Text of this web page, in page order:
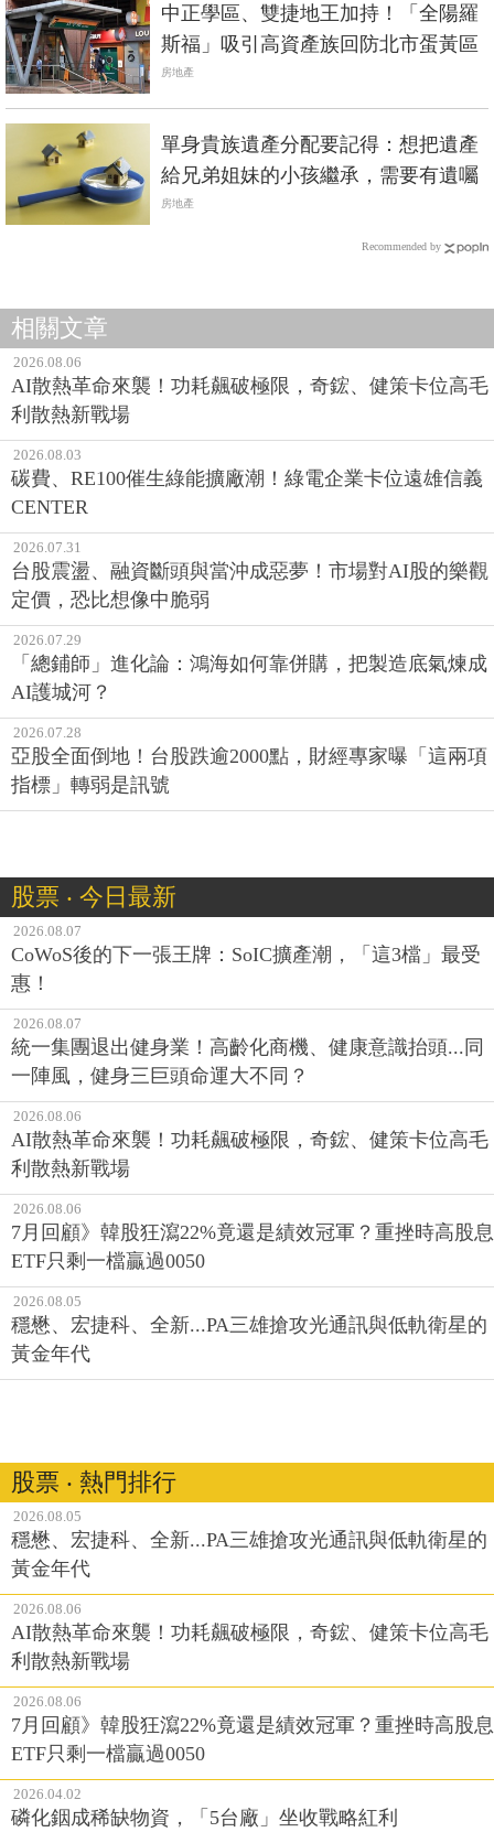
中正學區、雙捷地王加持！「全陽羅
斯福」吸引高資產族回防北市蛋黃區
房地產
單身貴族遺產分配要記得：想把遺產
給兄弟姐妹的小孩繼承，需要有遺囑
房地產
Recommended by
相關文章
2026.08.06
AI散熱革命來襲！功耗飆破極限，奇鋐、健策卡位高毛
利散熱新戰場
2026.08.03
碳費、RE100催生綠能擴廠潮！綠電企業卡位遠雄信義
CENTER
2026.07.31
台股震盪、融資斷頭與當沖成惡夢！市場對AI股的樂觀
定價，恐比想像中脆弱
2026.07.29
「總鋪師」進化論：鴻海如何靠併購，把製造底氣煉成
AI護城河？
2026.07.28
亞股全面倒地！台股跌逾2000點，財經專家曝「這兩項
指標」轉弱是訊號
股票 ‧ 今日最新
2026.08.07
CoWoS後的下一張王牌：SoIC擴產潮，「這3檔」最受
惠！
2026.08.07
統一集團退出健身業！高齡化商機、健康意識抬頭...同
一陣風，健身三巨頭命運大不同？
2026.08.06
AI散熱革命來襲！功耗飆破極限，奇鋐、健策卡位高毛
利散熱新戰場
2026.08.06
7月回顧》韓股狂瀉22%竟還是績效冠軍？重挫時高股息
ETF只剩一檔贏過0050
2026.08.05
穩懋、宏捷科、全新...PA三雄搶攻光通訊與低軌衛星的
黃金年代
股票 ‧ 熱門排行
2026.08.05
穩懋、宏捷科、全新...PA三雄搶攻光通訊與低軌衛星的
黃金年代
2026.08.06
AI散熱革命來襲！功耗飆破極限，奇鋐、健策卡位高毛
利散熱新戰場
2026.08.06
7月回顧》韓股狂瀉22%竟還是績效冠軍？重挫時高股息
ETF只剩一檔贏過0050
2026.04.02
磷化銦成稀缺物資，「5台廠」坐收戰略紅利